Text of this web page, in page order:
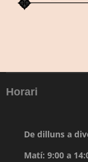
Horari
De dilluns a
Matí: 9:00 a